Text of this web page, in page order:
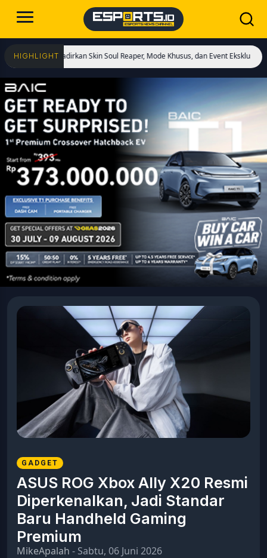
HIGHLIGHT
Hadirkan Skin Soul Reaper, Mode Khusus, dan Event Eksklusif! Cristiano
GADGET
ASUS ROG Xbox Ally X20 Resmi
Diperkenalkan, Jadi Standar
Baru Handheld Gaming
Premium
MikeApalah - Sabtu, 06 Juni 2026